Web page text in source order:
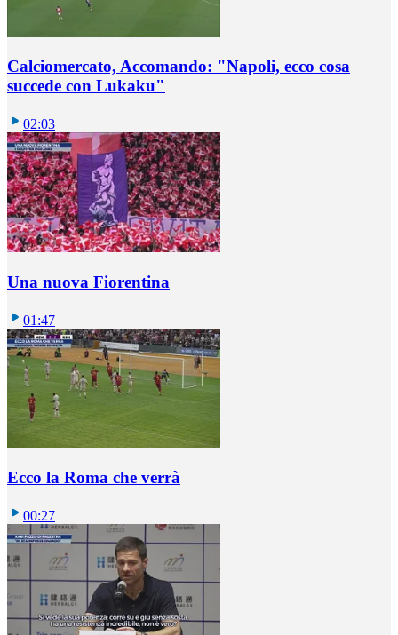
Calciomercato, Accomando: "Napoli, ecco cosa
succede con Lukaku"
02:03
Una nuova Fiorentina
01:47
Ecco la Roma che verrà
00:27